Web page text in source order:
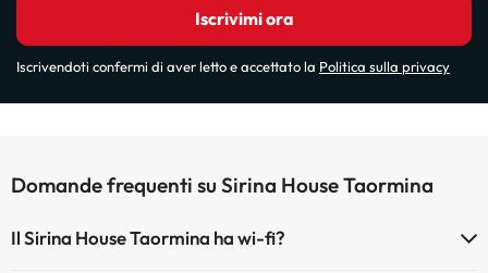
Iscrivimi ora
Iscrivendoti confermi di aver letto e accettato la Politica sulla privacy
Domande frequenti su Sirina House Taormina
Il Sirina House Taormina ha wi-fi?